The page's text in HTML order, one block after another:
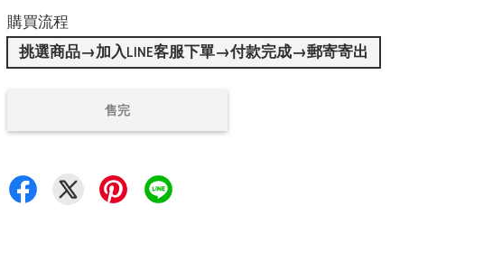
購買流程
挑選商品→加入LINE客服下單→付款完成→郵寄寄出
售完